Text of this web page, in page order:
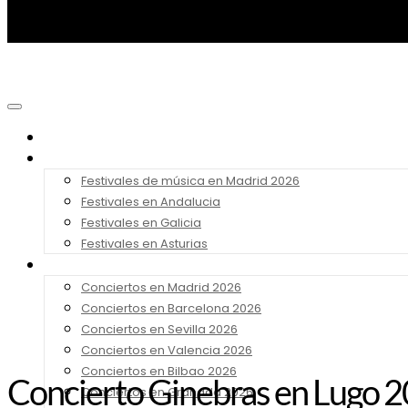
Festivales de música en Madrid 2026
Festivales en Andalucia
Festivales en Galicia
Festivales en Asturias
Conciertos en Madrid 2026
Conciertos en Barcelona 2026
Conciertos en Sevilla 2026
Conciertos en Valencia 2026
Conciertos en Bilbao 2026
Conciertos en Granada 2026
Concierto Ginebras en Lugo